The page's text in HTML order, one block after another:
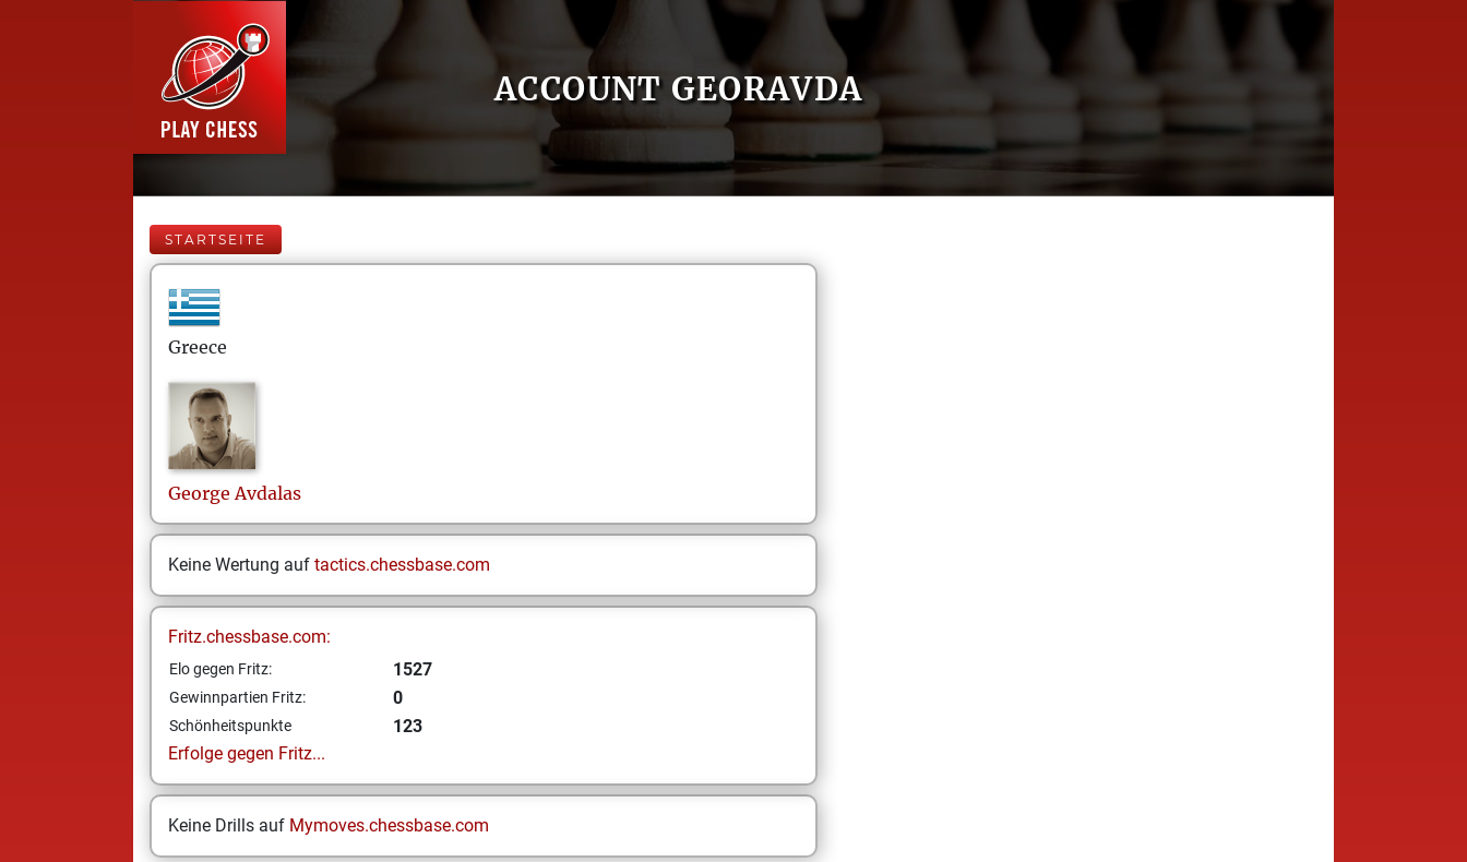
ACCOUNT GEORAVDA
STARTSEITE
Greece
George Avdalas
Keine Wertung auf tactics.chessbase.com
Fritz.chessbase.com:
Elo gegen Fritz: 1527
Gewinnpartien Fritz: 0
Schönheitspunkte
123
Erfolge gegen Fritz...
Keine Drills auf Mymoves.chessbase.com